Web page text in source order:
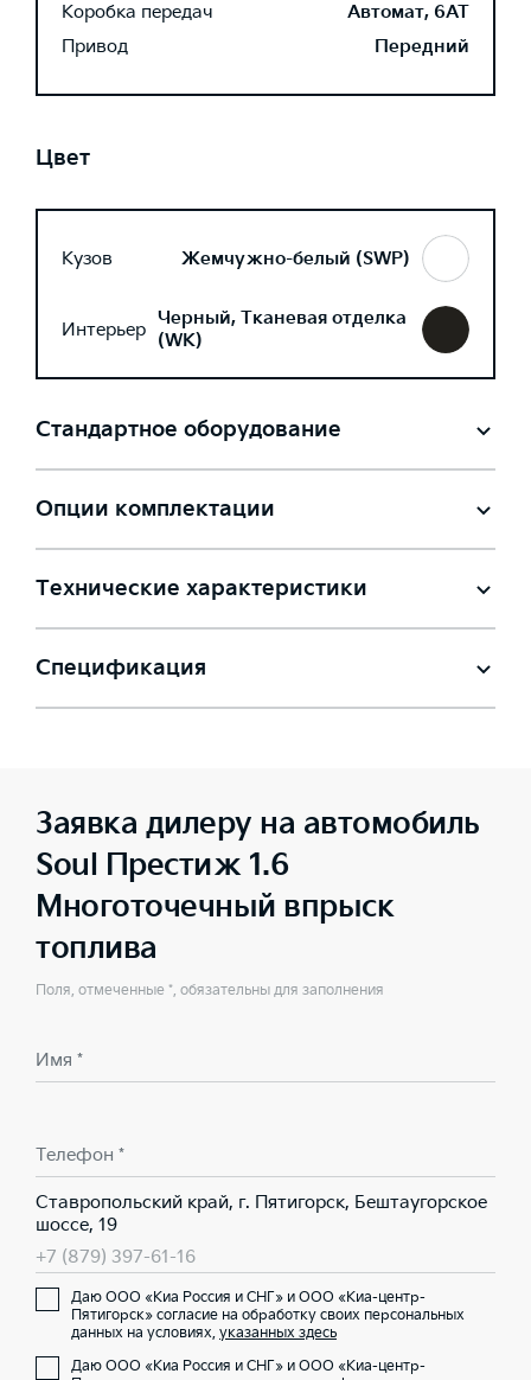
Коробка передач
Автомат, 6AT
Привод
Передний
Цвет
Кузов Жемчужно-белый (SWP)
Интерьер Черный, Тканевая отделка
(WK)
Стандартное оборудование
Опции комплектации
Технические характеристики
Спецификация
Заявка дилеру на автомобиль
Soul Престиж 1.6
Многоточечный впрыск
топлива
Поля, отмеченные *, обязательны для заполнения
Имя *
Телефон *
Ставропольский край, г. Пятигорск, Бештаугорское
шоссе, 19
+7 (879) 397-61-16
Даю ООО «Киа Россия и СНГ» и ООО «Киа-центр-
Пятигорск» согласие на обработку своих персональных
данных на условиях, указанных здесь
Даю ООО «Киа Россия и СНГ» и ООО «Киа-центр-